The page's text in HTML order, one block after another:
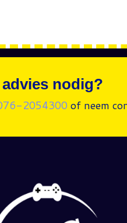
nodig?
2054300 of neem